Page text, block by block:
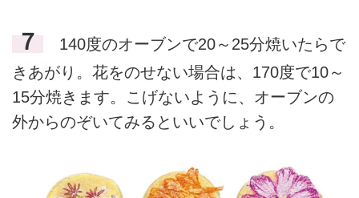
７
140度のオーブンで20～25分焼いたらで
きあがり。花をのせない場合は、170度で10～
15分焼きます。こげないように、オーブンの
外からのぞいてみるといいでしょう。